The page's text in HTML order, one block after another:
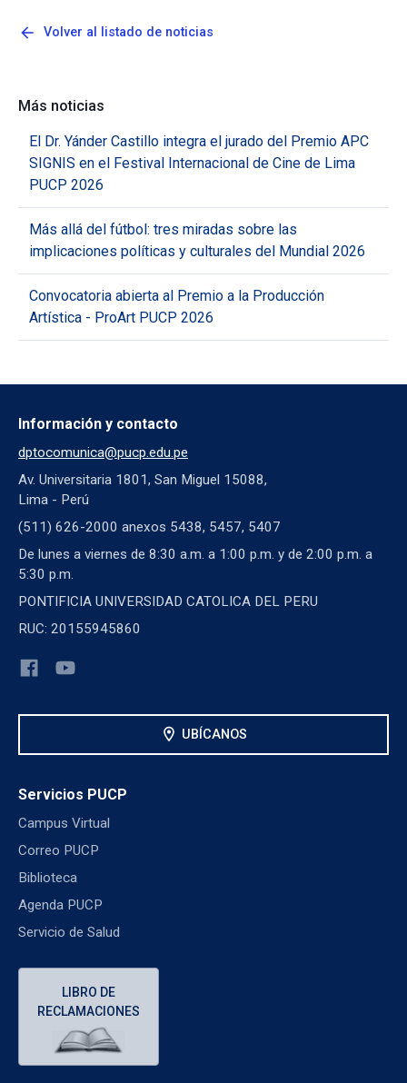
arrow_back Volver al listado de noticias
Más noticias
El Dr. Yánder Castillo integra el jurado del Premio APC
SIGNIS en el Festival Internacional de Cine de Lima
PUCP 2026
Más allá del fútbol: tres miradas sobre las
implicaciones políticas y culturales del Mundial 2026
Convocatoria abierta al Premio a la Producción
Artística - ProArt PUCP 2026
Información y contacto
dptocomunica@pucp.edu.pe
Av. Universitaria 1801, San Miguel 15088,
Lima - Perú
(511) 626-2000 anexos 5438, 5457, 5407
De lunes a viernes de 8:30 a.m. a 1:00 p.m. y de 2:00 p.m. a
5:30 p.m.
PONTIFICIA UNIVERSIDAD CATOLICA DEL PERU
RUC: 20155945860
location_on UBÍCANOS
Servicios PUCP
Campus Virtual
Correo PUCP
Biblioteca
Agenda PUCP
Servicio de Salud
LIBRO DE
RECLAMACIONES